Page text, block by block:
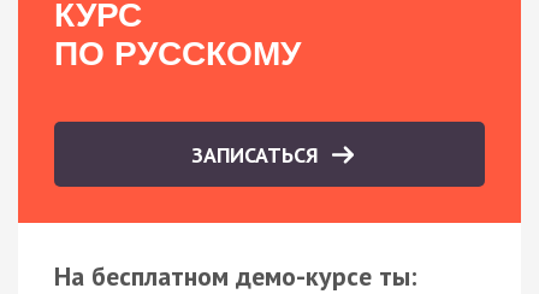
КУРС
ПО РУССКОМУ
ЗАПИСАТЬСЯ
На бесплатном демо-курсе ты: